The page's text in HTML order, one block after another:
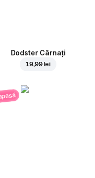
Dodster Cârnați
19,99 lei